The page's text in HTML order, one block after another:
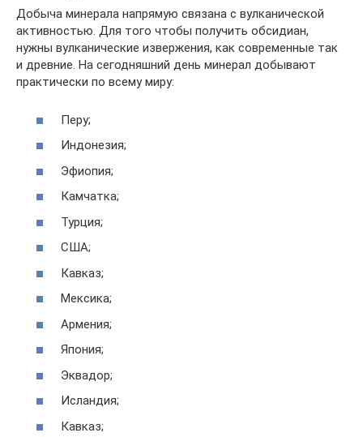
Добыча минерала напрямую связана с вулканической
активностью. Для того чтобы получить обсидиан,
нужны вулканические извержения, как современные так
и древние. На сегодняшний день минерал добывают
практически по всему миру:
Перу;
Индонезия;
Эфиопия;
Камчатка;
Турция;
США;
Кавказ;
Мексика;
Армения;
Япония;
Эквадор;
Исландия;
Кавказ;